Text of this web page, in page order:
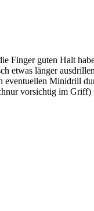
Finger guten Halt
etwas länger
eventuellen Minidrill
vorsichtig im Griff)